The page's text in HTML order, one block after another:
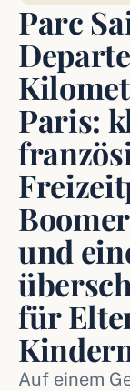
Parc
Paris:
und
für
Auf einem